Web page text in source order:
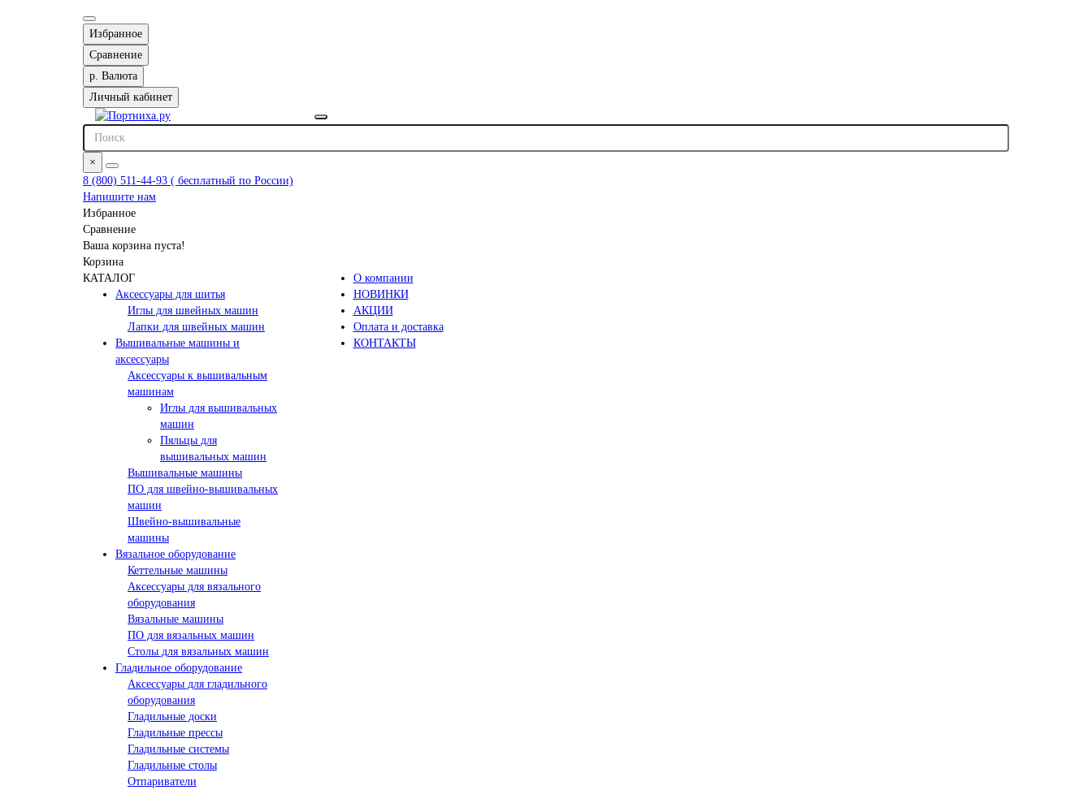
Избранное
Сравнение
р. Валюта
Личный кабинет
×
8 (800) 511-44-93 ( бесплатный по России)
Напишите нам
Избранное
Сравнение
Ваша корзина пуста!
Корзина
КАТАЛОГ
Аксессуары для шитья
Иглы для швейных машин
Лапки для швейных машин
Вышивальные машины и
аксессуары
Аксессуары к вышивальным
машинам
Иглы для вышивальных
машин
Пяльцы для
вышивальных машин
Вышивальные машины
ПО для швейно-вышивальных
машин
Швейно-вышивальные
машины
Вязальное оборудование
Кеттельные машины
Аксессуары для вязального
оборудования
Вязальные машины
ПО для вязальных машин
Столы для вязальных машин
Гладильное оборудование
Аксессуары для гладильного
оборудования
Гладильные доски
Гладильные прессы
Гладильные системы
Гладильные столы
Отпариватели
О компании
НОВИНКИ
АКЦИИ
Оплата и доставка
КОНТАКТЫ